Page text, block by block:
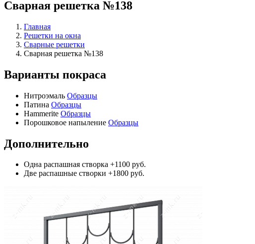
Сварная решетка №138
Главная
Решетки на окна
Сварные решетки
Сварная решетка №138
Варианты покраса
Нитроэмаль Образцы
Патина Образцы
Hammerite Образцы
Порошковое напыление Образцы
Дополнительно
Одна распашная створка +1100 руб.
Две распашные створки +1800 руб.